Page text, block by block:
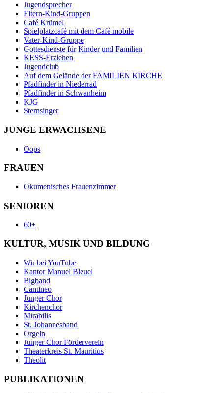
Jugendsprecher
Eltern-Kind-Gruppen
Café Krümel
Spielplatzcafé mit dem Café mobile
Vater-Kind-Gruppe
Gottesdienste für Kinder und Familien
KESS-Erziehen
Jugendclub
Auf dem Gelände der FAMILIEN KIRCHE
Pfadfinder in Niederrad
Pfadfinder in Schwanheim
KJG
Sternsinger
JUNGE ERWACHSENE
Oops
FRAUEN
Ökumenisches Frauenzimmer
SENIOREN
60+
KULTUR, MUSIK UND BILDUNG
Wir bei YouTube
Kantor Manuel Bleuel
Bigband
Cantineo
Junger Chor
Kirchenchor
Mirabilis
St. Johannesband
Orgeln
Junger Chor Förderverein
Theaterkreis St. Mauritius
Theolit
PUBLIKATIONEN